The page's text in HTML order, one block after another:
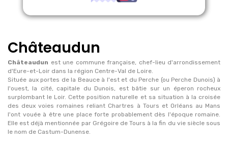
Châteaudun
Châteaudun est une commune française, chef-lieu d'arrondissement
d'Eure-et-Loir dans la région Centre-Val de Loire.
Située aux portes de la Beauce à l'est et du Perche (ou Perche Dunois) à
l'ouest, la cité, capitale du Dunois, est bâtie sur un éperon rocheux
surplombant le Loir. Cette position naturelle et sa situation à la croisée
des deux voies romaines reliant Chartres à Tours et Orléans au Mans
l'ont vouée à être une place forte probablement dès l'époque romaine.
Elle est déjà mentionnée par Grégoire de Tours à la fin du vie siècle sous
le nom de Castum-Dunense.